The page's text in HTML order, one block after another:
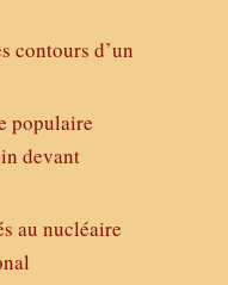
contours d’un
populaire
devant
au nucléaire